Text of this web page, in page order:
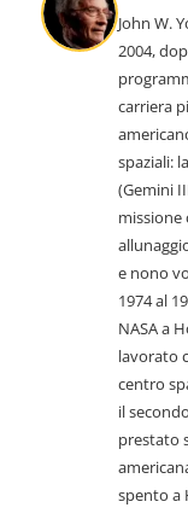
John W.
2004,
carriera
spaziali:
(Gemini
missione
e nono
1974 al
NASA a
lavorato
centro
il
prestato
spento a